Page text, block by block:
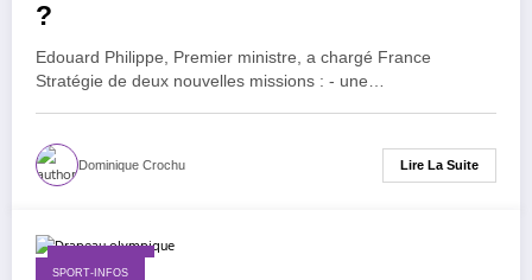
?
Edouard Philippe, Premier ministre, a chargé France
Stratégie de deux nouvelles missions : - une…
Dominique Crochu Lire La Suite
SPORT-INFOS